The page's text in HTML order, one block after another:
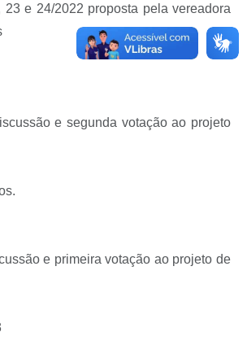
23 e 24/2022 proposta pela vereadora
e segunda votação ao projeto
e primeira votação ao projeto de